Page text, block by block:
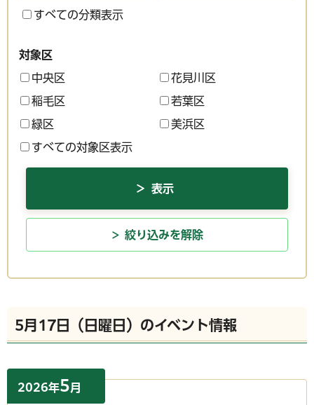
すべての分類表示
対象区
中央区 花見川区
稲毛区 若葉区
緑区 美浜区
すべての対象区表示
絞り込みを解除
5月17日（日曜日）のイベント情報
2026年5月